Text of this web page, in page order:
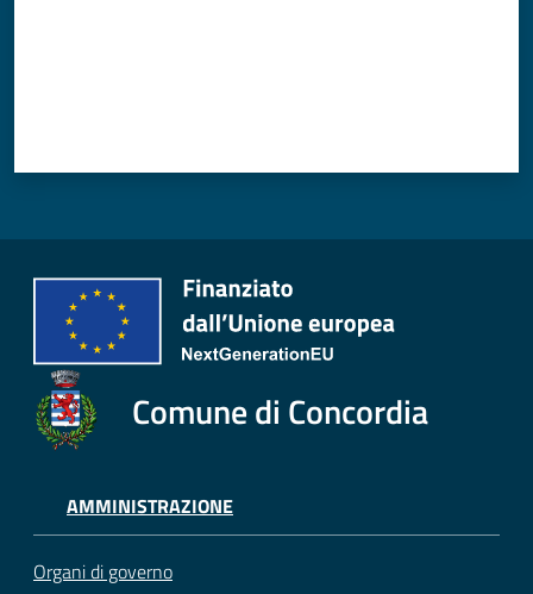
Comune di Concordia
AMMINISTRAZIONE
Organi di governo